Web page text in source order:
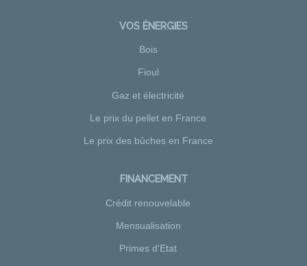
VOS ÉNERGIES
Bois
Fioul
Gaz et électricité
Le prix du pellet en France
Le prix des bûches en France
FINANCEMENT
Crédit renouvelable
Mensualisation
Primes d'Etat